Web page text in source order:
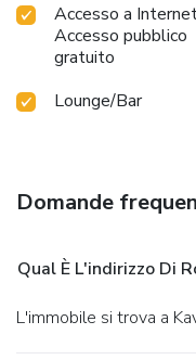
Accesso a
Accesso pubblico
gratuito
Lounge/Bar
Domande
Qual È L'indirizzo Di
L'immobile si trova a